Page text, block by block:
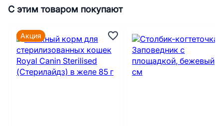
С этим товаром покупают
Акция